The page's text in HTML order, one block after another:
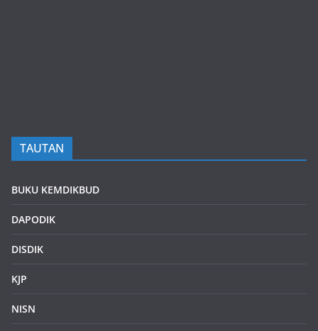
TAUTAN
BUKU KEMDIKBUD
DAPODIK
DISDIK
KJP
NISN